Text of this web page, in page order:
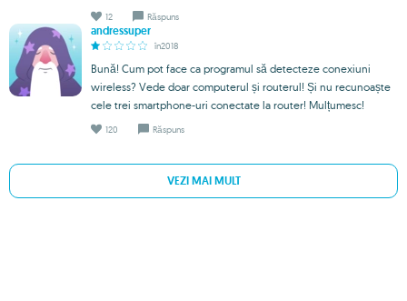
12 Răspuns
andressuper
în2018
Bună! Cum pot face ca programul să detecteze conexiuni
wireless? Vede doar computerul și routerul! Și nu recunoaște
cele trei smartphone-uri conectate la router! Mulțumesc!
120 Răspuns
VEZI MAI MULT